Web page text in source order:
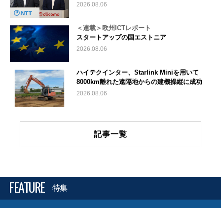
2026.08.06
＜連載＞欧州ICTレポート
スタートアップの国エストニア
2026.08.06
ハイテクインター、Starlink Miniを用いて
8000km離れた遠隔地からの建機操縦に成功
2026.08.06
記事一覧
FEATURE 特集